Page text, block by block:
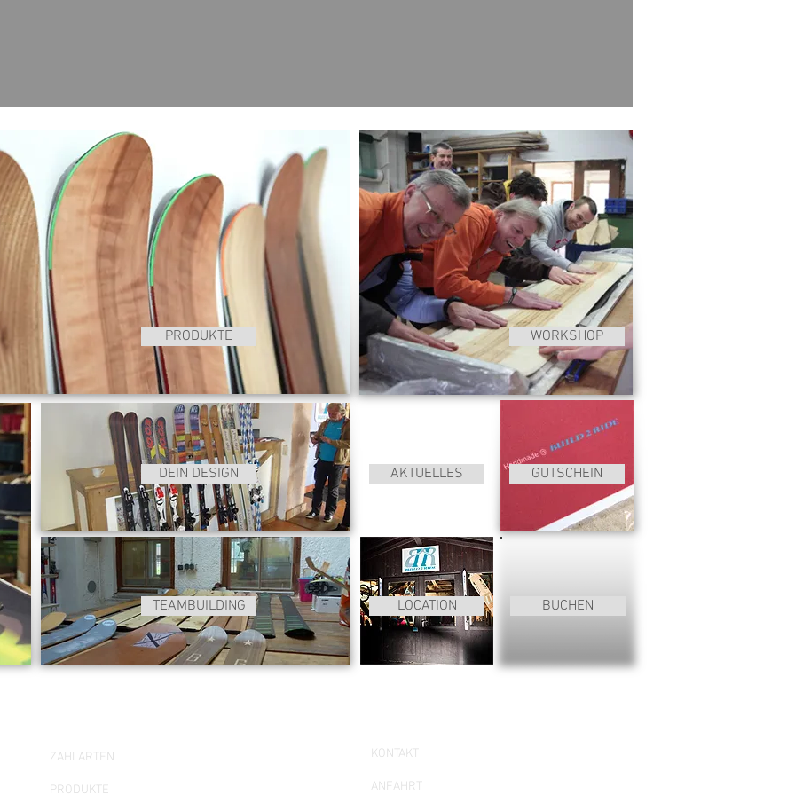
PRODUKTE WORKSHOP
DEIN DESIGN
TEAMBUILDING
AKTUELLES
LOCATION
GUTSCHEIN
BUCHEN
ZAHLARTEN
PRODUKTE
KONTAKT
ANFAHRT